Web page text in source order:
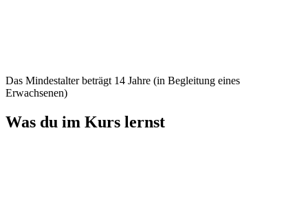
Das Mindestalter beträgt 14 Jahre (in Begleitung eines
Erwachsenen)
Was du im Kurs lernst